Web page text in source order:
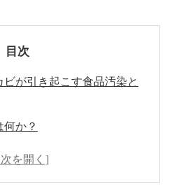
目次
が引き起こす食品汚染と
か？